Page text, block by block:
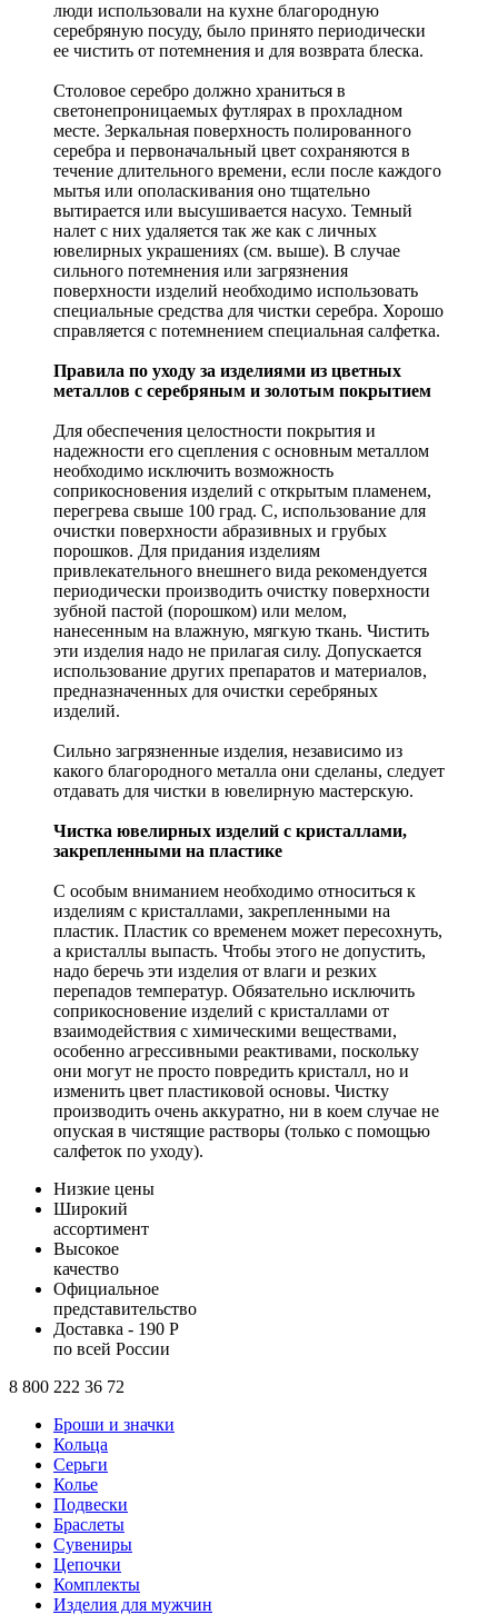
люди использовали на кухне благородную
серебряную посуду, было принято периодически
ее чистить от потемнения и для возврата блеска.
Столовое серебро должно храниться в
светонепроницаемых футлярах в прохладном
месте. Зеркальная поверхность полированного
серебра и первоначальный цвет сохраняются в
течение длительного времени, если после каждого
мытья или ополаскивания оно тщательно
вытирается или высушивается насухо. Темный
налет с них удаляется так же как с личных
ювелирных украшениях (см. выше). В случае
сильного потемнения или загрязнения
поверхности изделий необходимо использовать
специальные средства для чистки серебра. Хорошо
справляется с потемнением специальная салфетка.
Правила по уходу за изделиями из цветных
металлов с серебряным и золотым покрытием
Для обеспечения целостности покрытия и
надежности его сцепления с основным металлом
необходимо исключить возможность
соприкосновения изделий с открытым пламенем,
перегрева свыше 100 град. С, использование для
очистки поверхности абразивных и грубых
порошков. Для придания изделиям
привлекательного внешнего вида рекомендуется
периодически производить очистку поверхности
зубной пастой (порошком) или мелом,
нанесенным на влажную, мягкую ткань. Чистить
эти изделия надо не прилагая силу. Допускается
использование других препаратов и материалов,
предназначенных для очистки серебряных
изделий.
Сильно загрязненные изделия, независимо из
какого благородного металла они сделаны, следует
отдавать для чистки в ювелирную мастерскую.
Чистка ювелирных изделий с кристаллами,
закрепленными на пластике
С особым вниманием необходимо относиться к
изделиям с кристаллами, закрепленными на
пластик. Пластик со временем может пересохнуть,
а кристаллы выпасть. Чтобы этого не допустить,
надо беречь эти изделия от влаги и резких
перепадов температур. Обязательно исключить
соприкосновение изделий с кристаллами от
взаимодействия с химическими веществами,
особенно агрессивными реактивами, поскольку
они могут не просто повредить кристалл, но и
изменить цвет пластиковой основы. Чистку
производить очень аккуратно, ни в коем случае не
опуская в чистящие растворы (только с помощью
салфеток по уходу).
Низкие цены
Широкий
ассортимент
Высокое
качество
Официальное
представительство
Доставка - 190 Р
по всей России
8 800 222 36 72
Броши и значки
Кольца
Серьги
Колье
Подвески
Браслеты
Сувениры
Цепочки
Комплекты
Изделия для мужчин